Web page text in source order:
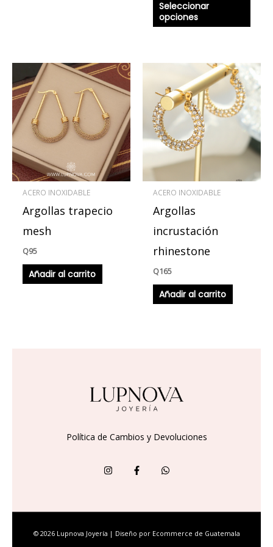
Seleccionar
opciones
ACERO INOXIDABLE
Argollas trapecio
mesh
Q95
Añadir al carrito
ACERO INOXIDABLE
Argollas
incrustación
rhinestone
Q165
Añadir al carrito
Política de Cambios y Devoluciones
© 2026 Lupnova Joyería | Diseño por Ecommerce de Guatemala